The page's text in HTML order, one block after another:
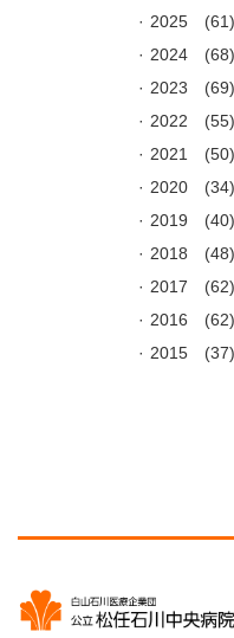
2025
(61)
2024
(68)
2023
(69)
2022
(55)
2021
(50)
2020
(34)
2019
(40)
2018
(48)
2017
(62)
2016
(62)
2015
(37)